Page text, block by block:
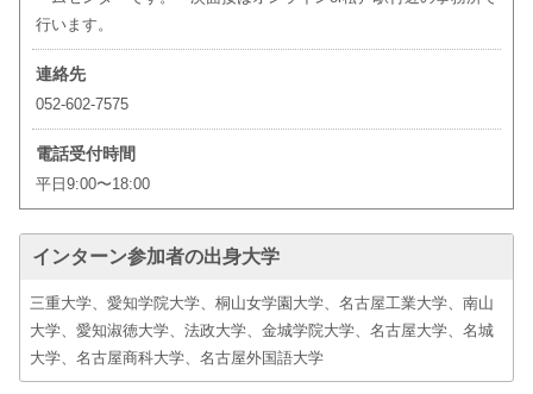
行います。
連絡先
052-602-7575
電話受付時間
平日9:00〜18:00
インターン参加者の出身大学
三重大学、愛知学院大学、桐山女学園大学、名古屋工業大学、南山
大学、愛知淑徳大学、法政大学、金城学院大学、名古屋大学、名城
大学、名古屋商科大学、名古屋外国語大学